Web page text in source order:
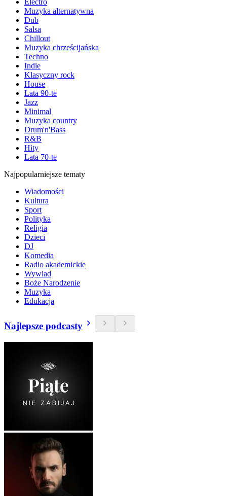
Electro
Muzyka alternatywna
Dub
Salsa
Chillout
Muzyka chrześcijańska
Techno
Indie
Klasyczny rock
House
Lata 90-te
Jazz
Minimal
Muzyka country
Drum'n'Bass
R&B
Hity
Lata 70-te
Najpopularniejsze tematy
Wiadomości
Kultura
Sport
Polityka
Religia
Dzieci
DJ
Komedia
Radio akademickie
Wywiad
Boże Narodzenie
Muzyka
Edukacja
Najlepsze podcasty